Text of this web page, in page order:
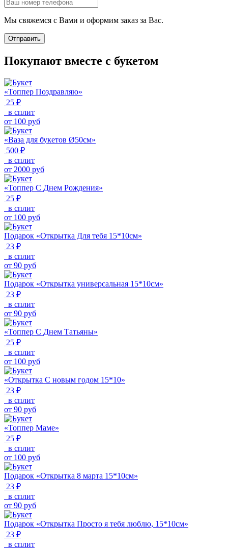
Мы свяжемся с Вами и оформим заказ за Вас.
Отправить
Покупают вместе с букетом
«Топпер Поздравляю»
25 ₽
в сплит
от 100 руб
«Ваза для букетов Ø50см»
500 ₽
в сплит
от 2000 руб
«Топпер С Днем Рождения»
25 ₽
в сплит
от 100 руб
Подарок «Открытка Для тебя 15*10см»
23 ₽
в сплит
от 90 руб
Подарок «Открытка универсальная 15*10см»
23 ₽
в сплит
от 90 руб
«Топпер С Днем Татьяны»
25 ₽
в сплит
от 100 руб
«Открытка С новым годом 15*10»
23 ₽
в сплит
от 90 руб
«Топпер Маме»
25 ₽
в сплит
от 100 руб
Подарок «Открытка 8 марта 15*10см»
23 ₽
в сплит
от 90 руб
Подарок «Открытка Просто я тебя люблю, 15*10см»
23 ₽
в сплит